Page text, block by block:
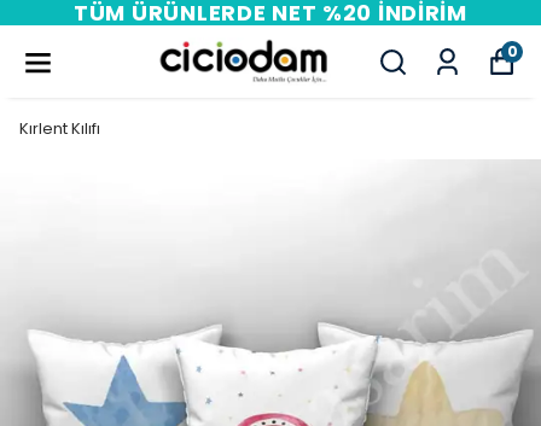
PEŞIN FIYATINA 3 TAKSIT
0
Kırlent Kılıfı